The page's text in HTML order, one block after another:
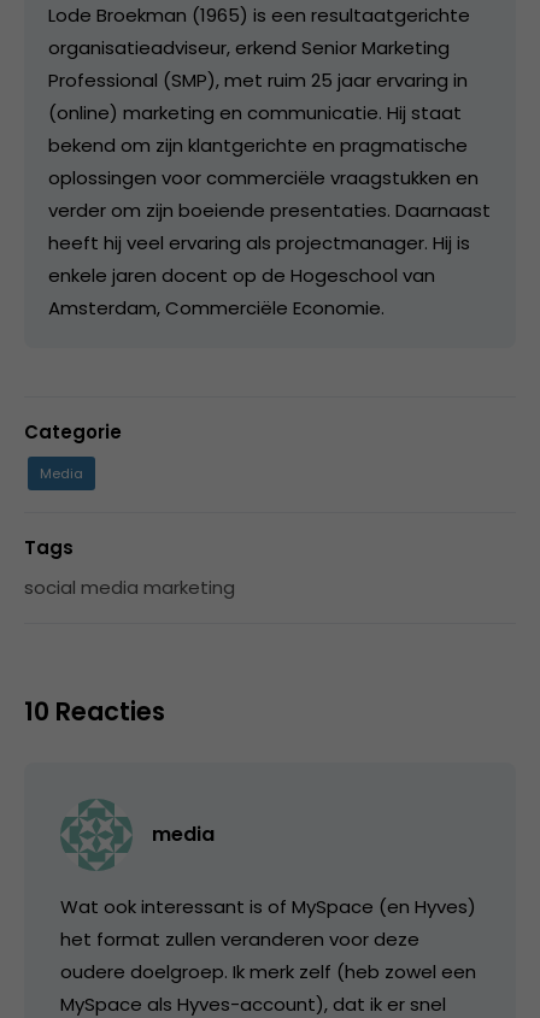
Lode Broekman (1965) is een resultaatgerichte
organisatieadviseur, erkend Senior Marketing
Professional (SMP), met ruim 25 jaar ervaring in
(online) marketing en communicatie. Hij staat
bekend om zijn klantgerichte en pragmatische
oplossingen voor commerciële vraagstukken en
verder om zijn boeiende presentaties. Daarnaast
heeft hij veel ervaring als projectmanager. Hij is
enkele jaren docent op de Hogeschool van
Amsterdam, Commerciële Economie.
Categorie
Media
Tags
social media marketing
10 Reacties
media
Wat ook interessant is of MySpace (en Hyves)
het format zullen veranderen voor deze
oudere doelgroep. Ik merk zelf (heb zowel een
MySpace als Hyves-account), dat ik er snel